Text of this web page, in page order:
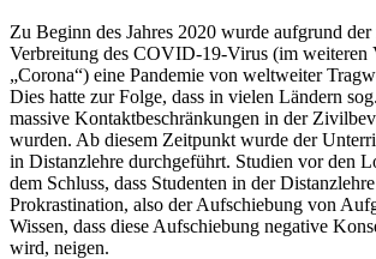
Zu Beginn des Jahres 2020 wurde aufgrund der
Verbreitung des COVID-19-Virus (im weiteren
„Corona“) eine Pandemie von weltweiter
Dies hatte zur Folge, dass in vielen Ländern
massive Kontaktbeschränkungen in der
wurden. Ab diesem Zeitpunkt wurde der
in Distanzlehre durchgeführt. Studien vor den
dem Schluss, dass Studenten in der
Prokrastination, also der Aufschiebung von
Wissen, dass diese Aufschiebung negative
wird, neigen.